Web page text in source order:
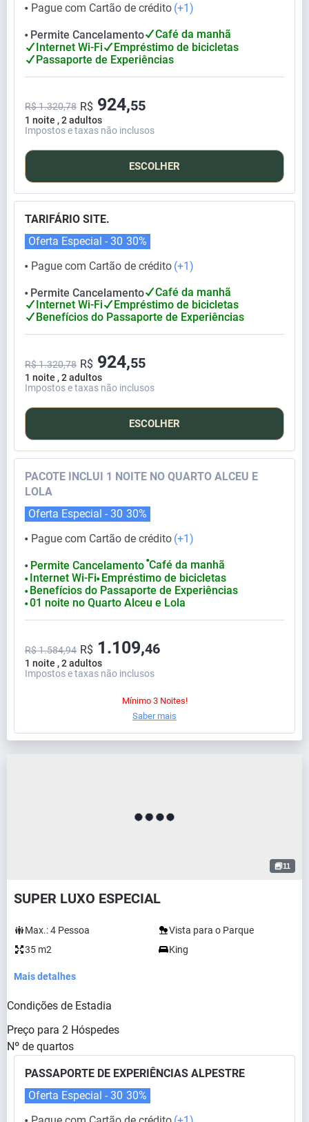
⬤ Pague com Cartão de crédito (+1)
⬤ Permite Cancelamento
Café da manhã
Internet Wi-Fi
Empréstimo de bicicletas
Passaporte de Experiências
1 noite , 2 adultos
R$ 1.320,78 R$ 924,55
Impostos e taxas não inclusos
ESCOLHER
TARIFÁRIO SITE.
⬤ Pague com Cartão de crédito (+1)
Oferta Especial - 30 30%
⬤ Permite Cancelamento
Café da manhã
Internet Wi-Fi
Empréstimo de bicicletas
Benefícios do Passaporte de Experiências
1 noite , 2 adultos
R$ 1.320,78 R$ 924,55
Impostos e taxas não inclusos
ESCOLHER
PACOTE INCLUI 1 NOITE NO QUARTO ALCEU E
LOLA
⬤ Pague com Cartão de crédito (+1)
Oferta Especial - 30 30%
⬤ Permite Cancelamento ⬤Café da manhã
⬤ Internet Wi-Fi ⬤ Empréstimo de bicicletas
⬤ Benefícios do Passaporte de Experiências
⬤ 01 noite no Quarto Alceu e Lola
1 noite , 2 adultos
R$ 1.584,94 R$ 1.109,46
Impostos e taxas não inclusos
Mínimo 3 Noites!
Saber mais
11
SUPER LUXO ESPECIAL
Max.:4 Pessoa
Vista para o Parque
35 m2
King
Mais detalhes
Condições de Estadia
Preço para 2 Hóspedes
Nº de quartos
PASSAPORTE DE EXPERIÊNCIAS ALPESTRE
⬤
Oferta Especial - 30 30%